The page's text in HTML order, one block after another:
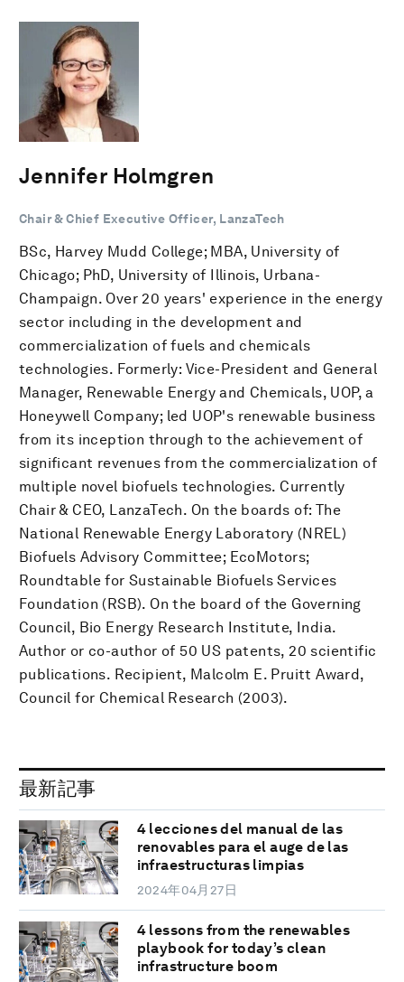
Jennifer Holmgren
Chair & Chief Executive Officer, LanzaTech
BSc, Harvey Mudd College; MBA, University of
Chicago; PhD, University of Illinois, Urbana-
Champaign. Over 20 years' experience in the energy
sector including in the development and
commercialization of fuels and chemicals
technologies. Formerly: Vice-President and General
Manager, Renewable Energy and Chemicals, UOP, a
Honeywell Company; led UOP's renewable business
from its inception through to the achievement of
significant revenues from the commercialization of
multiple novel biofuels technologies. Currently
Chair & CEO, LanzaTech. On the boards of: The
National Renewable Energy Laboratory (NREL)
Biofuels Advisory Committee; EcoMotors;
Roundtable for Sustainable Biofuels Services
Foundation (RSB). On the board of the Governing
Council, Bio Energy Research Institute, India.
Author or co-author of 50 US patents, 20 scientific
publications. Recipient, Malcolm E. Pruitt Award,
Council for Chemical Research (2003).
最新記事
4 lecciones del manual de las
renovables para el auge de las
infraestructuras limpias
2024年04月27日
4 lessons from the renewables
playbook for today’s clean
infrastructure boom